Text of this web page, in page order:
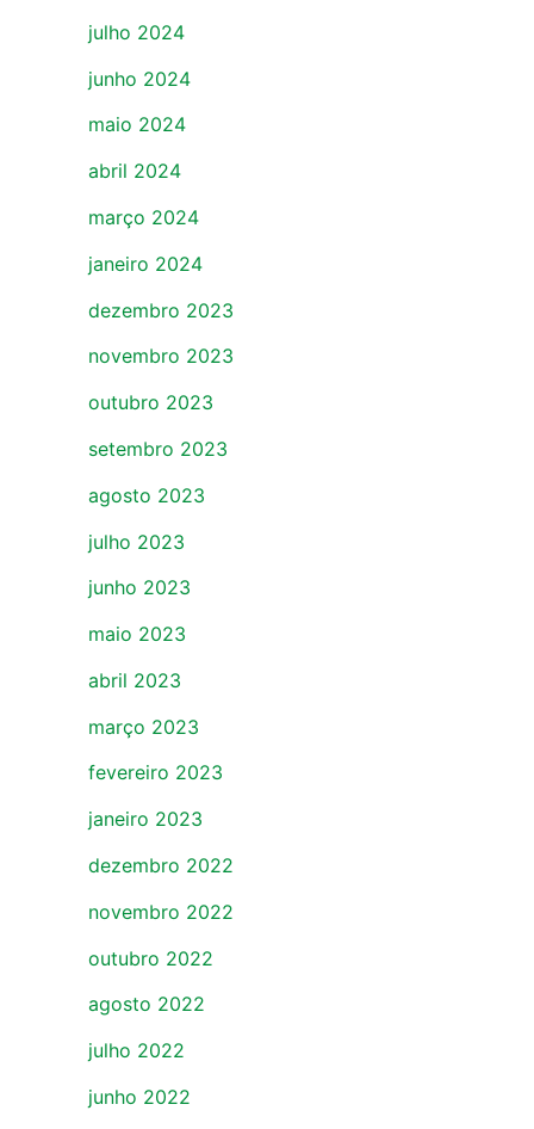
julho 2024
junho 2024
maio 2024
abril 2024
março 2024
janeiro 2024
dezembro 2023
novembro 2023
outubro 2023
setembro 2023
agosto 2023
julho 2023
junho 2023
maio 2023
abril 2023
março 2023
fevereiro 2023
janeiro 2023
dezembro 2022
novembro 2022
outubro 2022
agosto 2022
julho 2022
junho 2022